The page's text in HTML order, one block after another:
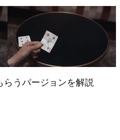
うバージョンを解説